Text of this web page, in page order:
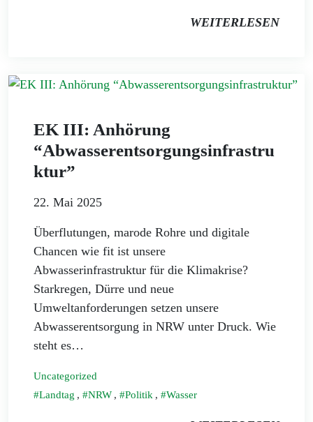
WEITERLESEN
EK III: Anhörung
“Abwasserentsorgungsinfrastru
ktur”
22. Mai 2025
Überflutungen, marode Rohre und digitale
Chancen wie fit ist unsere
Abwasserinfrastruktur für die Klimakrise?
Starkregen, Dürre und neue
Umweltanforderungen setzen unsere
Abwasserentsorgung in NRW unter Druck. Wie
steht es…
Uncategorized
Landtag , NRW , Politik , Wasser